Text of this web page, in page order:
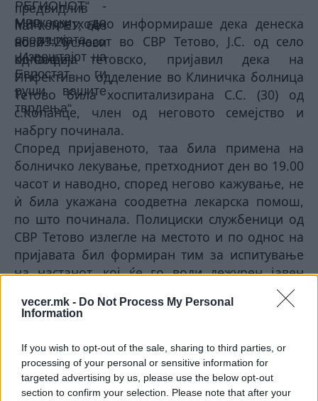
vecer.mk - Do Not Process My Personal
Information
If you wish to opt-out of the sale, sharing to third parties, or
processing of your personal or sensitive information for
targeted advertising by us, please use the below opt-out
section to confirm your selection. Please note that after your
тврдења“
МВР претходно информираше дека денеска
во 03:20 часот во СВР Тетово, Ј.С. од село
Копанце, тетовско, пријавил дека на
Инфективно одделение во Клиничка болница
Тетово била хоспитализирана С.С. (30) од
с.Копанце, член од неговото семејство и
набргу починала.
Според пријавеното, таа била примена на
болничко лекување, претходниот ден во 19.00
часот и наводно, според негово кажување, не
ѝ била укажана соодветна лекарска помош,
по што починала. Полициски службеници од
СВР Тетово излегле на местото и по однос на
пријавата бил формиран тим за испитување
на настанот, кој ќе го води дежурен јавен
обвинител во содејство со екипа од СВР
Тетово, се вели во соопштението од МВР.
РЕКОРДНА ПОЛУГОДИШНА
ТРГОВИЈА - Над 10 милијарди